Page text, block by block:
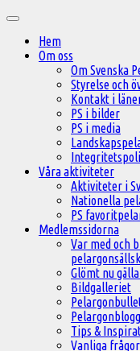
innehåll
Huvudmeny
Hem
Om oss
Om Svenska
Styrelse och
Kontakt i
PS i bilder
PS i media
Våra aktiviteter
Aktiviteter i
Nationella
PS
Medlemssidorna
Var med och
Glömt nu
Bildgalleriet
Tips &
Vanliga